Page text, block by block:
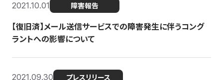
2021.10.01 障害報告
【復旧済】メール送信サービスでの障害発生に伴うコング
ラントへの影響について
2021.09.30 プレスリリース